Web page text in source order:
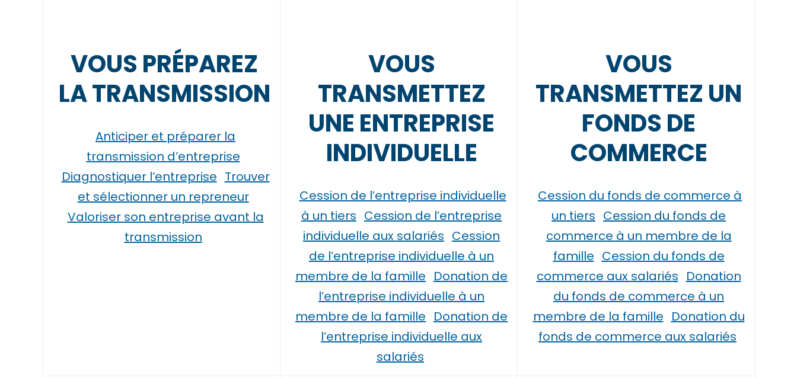
VOUS PRÉPAREZ
LA TRANSMISSION
Anticiper et préparer la
transmission d’entreprise
Diagnostiquer l’entreprise Trouver
et sélectionner un repreneur
Valoriser son entreprise avant la
transmission
VOUS
TRANSMETTEZ
UNE ENTREPRISE
INDIVIDUELLE
Cession de l’entreprise individuelle
à un tiers Cession de l’entreprise
individuelle aux salariés Cession
de l’entreprise individuelle à un
membre de la famille Donation de
l’entreprise individuelle à un
membre de la famille Donation de
l’entreprise individuelle aux
salariés
VOUS
TRANSMETTEZ UN
FONDS DE
COMMERCE
Cession du fonds de commerce à
un tiers Cession du fonds de
commerce à un membre de la
famille Cession du fonds de
commerce aux salariés Donation
du fonds de commerce à un
membre de la famille Donation du
fonds de commerce aux salariés